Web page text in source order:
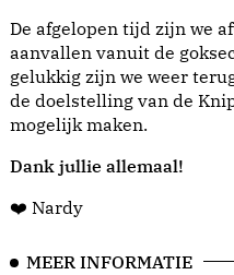
De afgelopen tijd zijn we
aanvallen vanuit de
gelukkig zijn we weer
de doelstelling van de
mogelijk maken.
Dank jullie allemaal!
❤️ Nardy
MEER INFORMATIE